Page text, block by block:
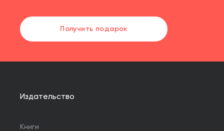
Получить подарок
Издательство
Книги